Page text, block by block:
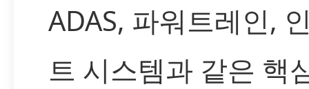
ADAS, 파워트레인,
트 시스템과 같은 핵